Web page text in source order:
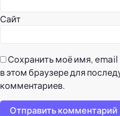
Сайт
Сохранить моё имя, email
в этом браузере для
комментариев.
Отправить комментарий